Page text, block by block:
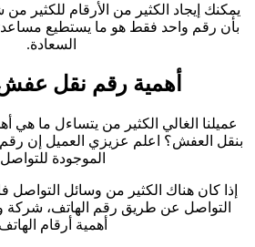
يمكنك إيجاد الكثير من الأرقام للكثير
بأن رقم واحد فقط هو ما يستطيع
السعادة.
أهمية رقم نقل
عميلنا الغالي الكثير من يتساءل ما هي
بنقل العفش؟ اعلم عزيزي العميل إن
الموجودة
إذا كان هناك الكثير من وسائل
التواصل عن طريق رقم الهاتف، شركة
أهمية أرقام